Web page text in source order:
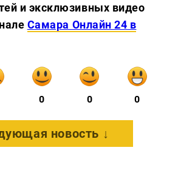
и эксклюзивных видео
Самара Онлайн 24 в
0 0 0
новость ↓